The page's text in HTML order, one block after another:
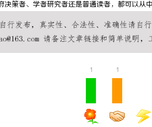
决策者、学者研究者还是普通读者，都可以从
1 1
麻花影视：打造中国喜
品牌